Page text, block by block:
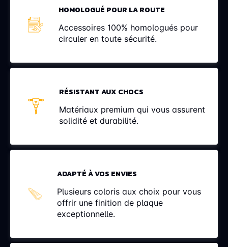
HOMOLOGUÉ POUR LA ROUTE
Accessoires 100% homologués pour
circuler en toute sécurité.
RÉSISTANT AUX CHOCS
Matériaux premium qui vous assurent
solidité et durabilité.
ADAPTÉ À VOS ENVIES
Plusieurs coloris aux choix pour vous
offrir une finition de plaque
exceptionnelle.